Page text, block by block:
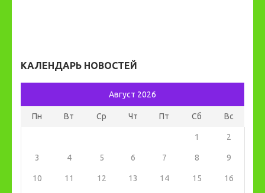
КАЛЕНДАРЬ НОВОСТЕЙ
Август 2026
Пн Вт Ср Чт Пт Сб Вс
1 2
3 4 5 6 7 8 9
10 11 12 13 14 15 16